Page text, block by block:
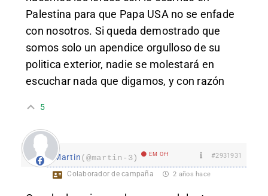
Palestina para que Papa USA no se enfade
con nosotros. Si queda demostrado que
somos solo un apendice orgulloso de su
politica exterior, nadie se molestará en
escuchar nada que digamos, y con razón
5
Martin(@martin-3) EM Off #2931931
Colaborador de campaña 2 años hace